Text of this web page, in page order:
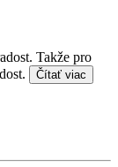
Takže pro
Čítať viac